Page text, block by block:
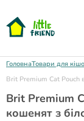
ГоловнаТовари для
Brit Premium Cat
Brit Premium
кошенят з